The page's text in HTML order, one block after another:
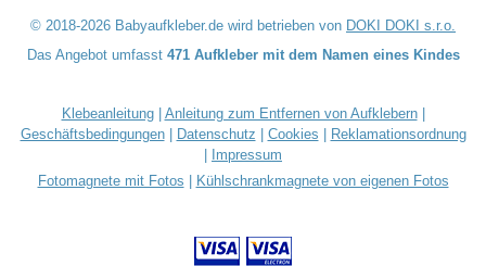
© 2018-2026 Babyaufkleber.de wird betrieben von DOKI DOKI s.r.o.
Das Angebot umfasst 471 Aufkleber mit dem Namen eines Kindes
Klebeanleitung| Anleitung zum Entfernen von Aufklebern|
Geschäftsbedingungen| Datenschutz Cookies
Reklamationsordnung
Impressum
Fotomagnete mit Fotos
Kühlschrankmagnete von eigenen Fotos